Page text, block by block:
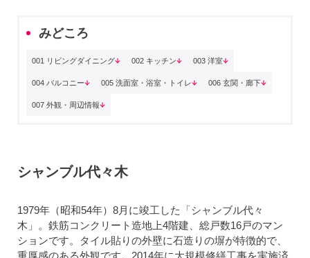
みどころ
001 リビングダイニング 002 キッチン 003 洋室
004 バルコニー 005 洗面室・浴室・トイレ 006 玄関・廊下
007 外観・周辺情報
シャンブル代々木
1979年（昭和54年）8月に竣工した「シャンブル代々
木」。鉄筋コンクリート造地上4階建、総戸数16戸のマン
ションです。タイル貼りの外壁に石造りの塀が特徴的で、
重厚感のある外観です。2014年に大規模修繕工事を実施済